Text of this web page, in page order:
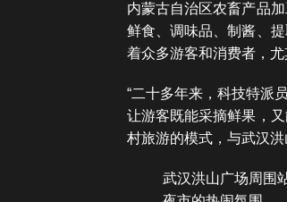
内蒙古自治区农畜产品
鲜食、调味品、制酱、
着众多游客和消费者，尤
“二十多年来，科技特派
让游客既能采摘鲜果，
村旅游的模式，与武汉
武汉洪山广场周围